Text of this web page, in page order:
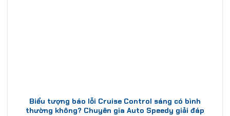
Biểu tượng báo lỗi Cruise Control sáng có bình
thường không? Chuyên gia Auto Speedy giải đáp